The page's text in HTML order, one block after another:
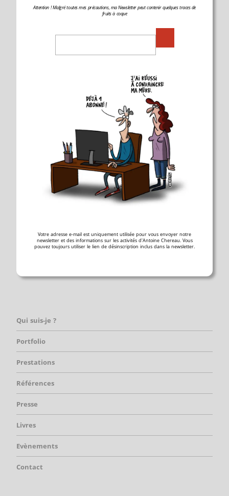
Attention ! Malgré toutes mes précautions, ma Newsletter peut contenir quelques traces de
fruits à coque
Votre adresse e-mail est uniquement utilisée pour vous envoyer notre
newsletter et des informations sur les activités d'Antoine Chereau. Vous
pouvez toujours utiliser le lien de désinscription inclus dans la newsletter.
Qui suis-je ?
Portfolio
Prestations
Références
Presse
Livres
Evènements
Contact